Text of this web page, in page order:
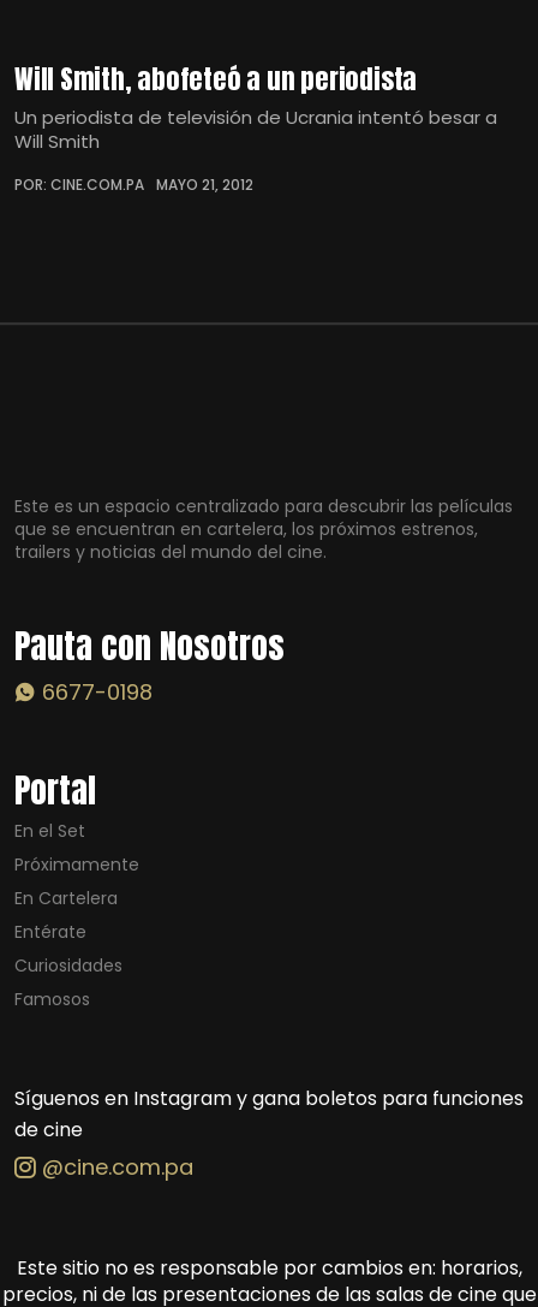
Will Smith, abofeteó a un periodista
Un periodista de televisión de Ucrania intentó besar a
Will Smith
POR: CINE.COM.PA MAYO 21, 2012
Este es un espacio centralizado para descubrir las películas
que se encuentran en cartelera, los próximos estrenos,
trailers y noticias del mundo del cine.
Pauta con Nosotros
6677-0198
Portal
En el Set
Próximamente
En Cartelera
Entérate
Curiosidades
Famosos
Síguenos en Instagram y gana boletos para funciones
de cine
@cine.com.pa
Este sitio no es responsable por cambios en: horarios,
precios, ni de las presentaciones de las salas de cine que